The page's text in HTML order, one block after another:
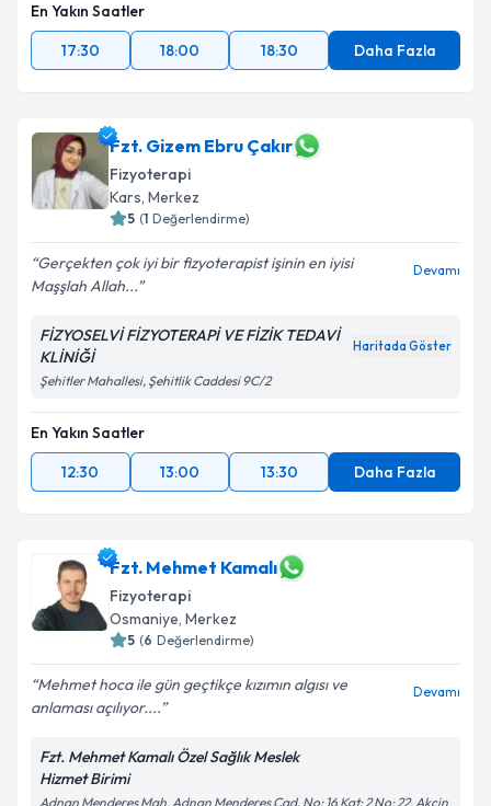
En Yakın Saatler
17:30
18:00 18:30 Daha Fazla
Fzt. Gizem Ebru Çakır
Fizyoterapi
Kars, Merkez
5 (1 Değerlendirme)
Gerçekten çok iyi bir fizyoterapist işinin en iyisi
Maşşlah Allah...
Devamı
FİZYOSELVİ FİZYOTERAPİ VE FİZİK TEDAVİ
KLİNİĞİ
Haritada Göster
Şehitler Mahallesi, Şehitlik Caddesi 9C/2
En Yakın Saatler
12:30
13:00 13:30 Daha Fazla
Fzt. Mehmet Kamalı
Fizyoterapi
Osmaniye, Merkez
5 (6 Değerlendirme)
Mehmet hoca ile gün geçtikçe kızımın algısı ve
anlaması açılıyor....
Devamı
Fzt. Mehmet Kamalı Özel Sağlık Meslek
Hizmet Birimi
Adnan Menderes Mah. Adnan Menderes Cad. No: 16 Kat: 2 No: 22, Akçin